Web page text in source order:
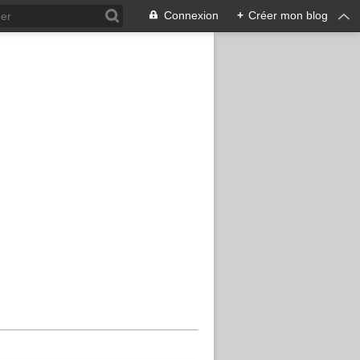
Connexion + Créer mon blog